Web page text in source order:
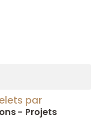
par
- Projets